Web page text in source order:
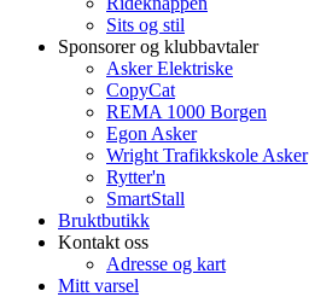
Sits og stil
Sponsorer og klubbavtaler
Asker Elektriske
CopyCat
REMA 1000 Borgen
Egon Asker
Wright Trafikkskole Asker
Rytter'n
SmartStall
Bruktbutikk
Kontakt oss
Adresse og kart
Mitt varsel